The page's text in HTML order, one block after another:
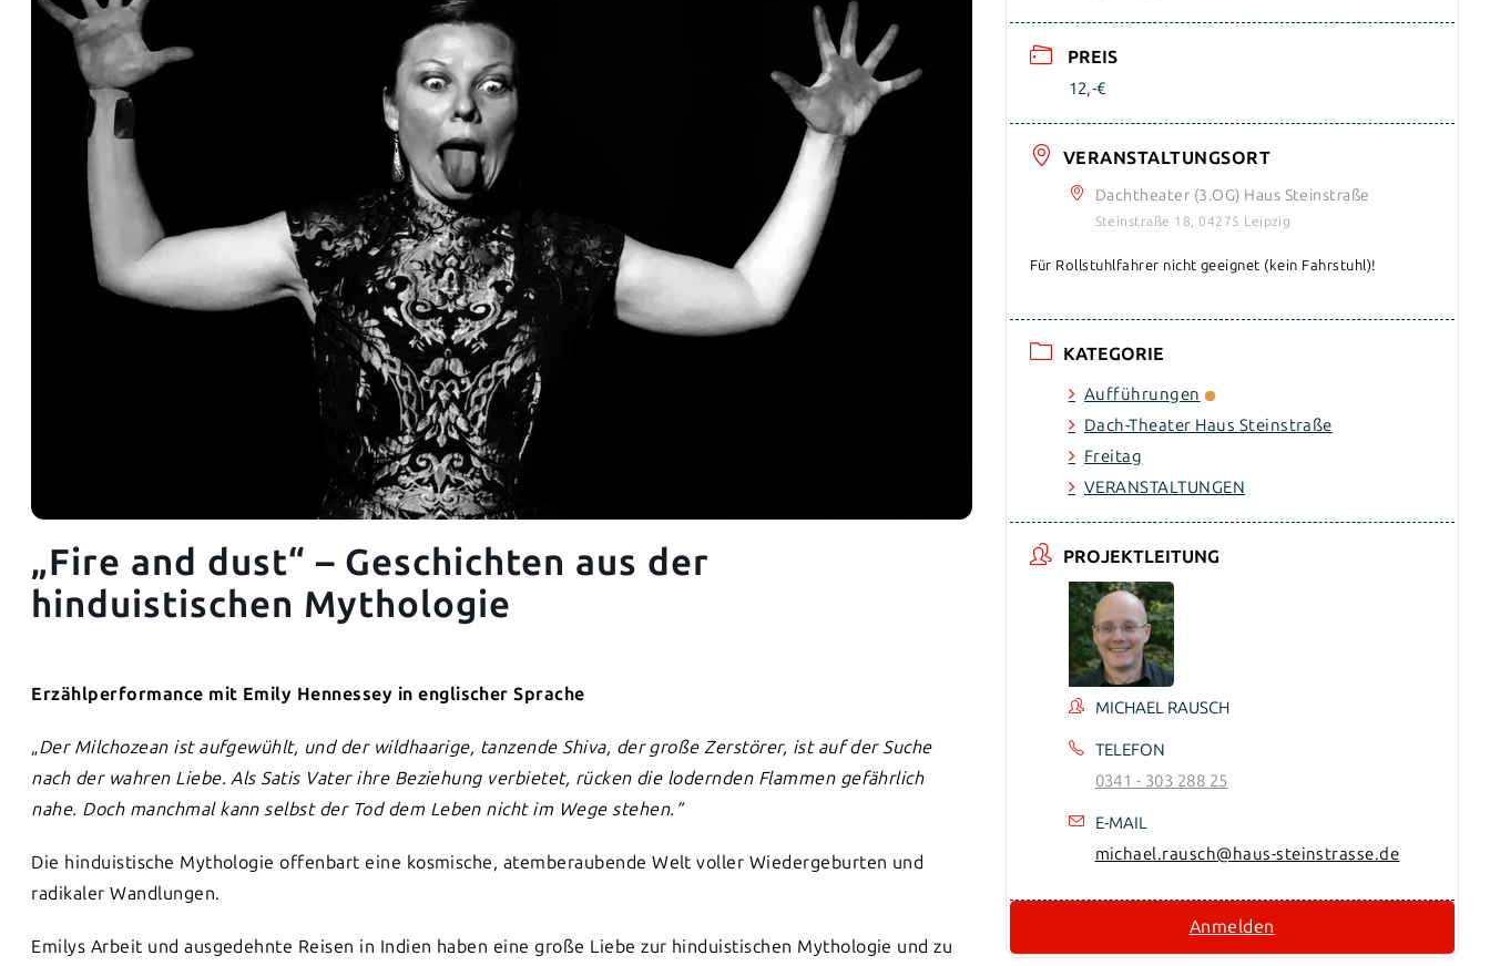
„Fire and dust“ – Geschichten aus der
hinduistischen Mythologie
Erzählperformance mit Emily Hennessey in englischer Sprache
„Der Milchozean ist aufgewühlt, und der wildhaarige, tanzende Shiva, der große Zerstörer, ist auf der Suche
nach der wahren Liebe. Als Satis Vater ihre Beziehung verbietet, rücken die lodernden Flammen gefährlich
nahe. Doch manchmal kann selbst der Tod dem Leben nicht im Wege stehen.“
Die hinduistische Mythologie offenbart eine kosmische, atemberaubende Welt voller Wiedergeburten und
radikaler Wandlungen.
Emilys Arbeit und ausgedehnte Reisen in Indien haben eine große Liebe zur hinduistischen Mythologie und zu
PREIS
12,-€
VERANSTALTUNGSORT
Dachtheater (3.OG) Haus Steinstraße
Steinstraße 18, 04275 Leipzig
Für Rollstuhlfahrer nicht geeignet (kein Fahrstuhl)!
KATEGORIE
Aufführungen
Dach-Theater Haus Steinstraße
Freitag
VERANSTALTUNGEN
PROJEKTLEITUNG
MICHAEL RAUSCH
TELEFON
0341 - 303 288 25
E-MAIL
michael.rausch@haus-steinstrasse.de
Anmelden